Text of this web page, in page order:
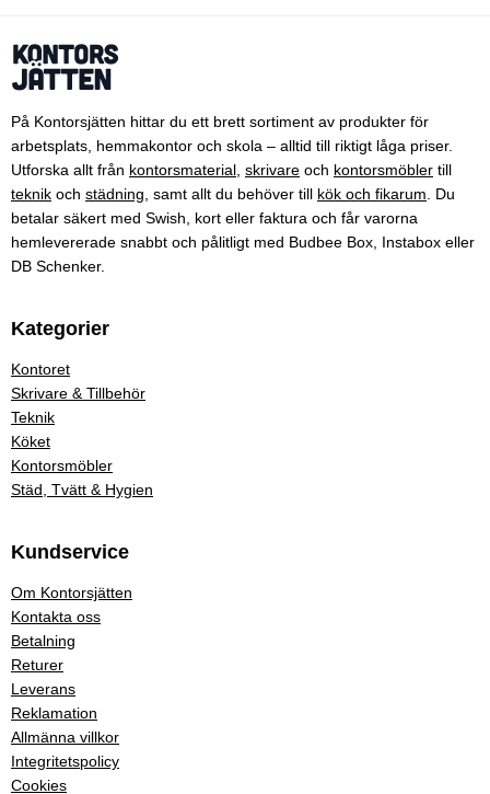
På Kontorsjätten hittar du ett brett sortiment av produkter för
arbetsplats, hemmakontor och skola – alltid till riktigt låga priser.
Utforska allt från kontorsmaterial skrivare och kontorsmöbler till
teknik och städning , samt allt du behöver till kök och fikarum . Du
betalar säkert med Swish, kort eller faktura och får varorna
hemlevererade snabbt och pålitligt med Budbee Box, Instabox eller
DB Schenker.
Kategorier
Kontoret
Skrivare & Tillbehör
Teknik
Köket
Kontorsmöbler
Städ, Tvätt & Hygien
Kundservice
Om Kontorsjätten
Kontakta oss
Betalning
Returer
Leverans
Reklamation
Allmänna villkor
Integritetspolicy
Cookies